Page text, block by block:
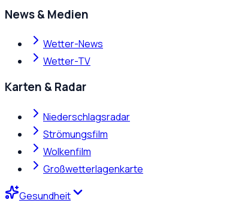
News & Medien
Wetter-News
Wetter-TV
Karten & Radar
Niederschlagsradar
Strömungsfilm
Wolkenfilm
Großwetterlagenkarte
Gesundheit